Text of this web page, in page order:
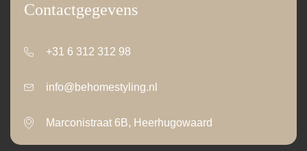
Contactgegevens
+31 6 312 312 98
info@behomestyling.nl
Marconistraat 6B, Heerhugowaard